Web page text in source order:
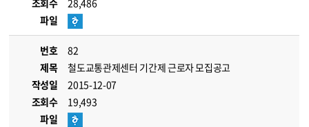
조회수
28,486
파일
번호
82
제목
철도교통관제센터 기간제 근로자 모집공고
작성일
2015-12-07
조회수
19,493
파일